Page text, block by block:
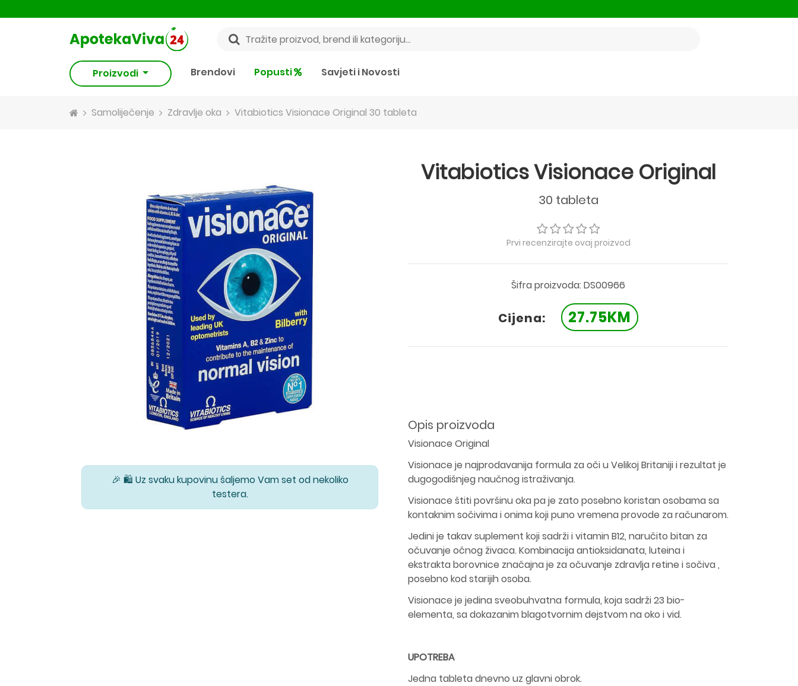
Proizvodi Brendovi Popusti Savjeti i Novosti
Samoliječenje Zdravlje oka Vitabiotics Visionace Original 30 tableta
🎉 🛍️ Uz svaku kupovinu šaljemo Vam set od nekoliko
testera.
Vitabiotics Visionace Original
30 tableta
Prvi recenzirajte ovaj proizvod
Šifra proizvoda: DS00966
Cijena: 27.75KM
Opis proizvoda
Visionace Original
Visionace je najprodavanija formula za oči u Velikoj Britaniji i rezultat je
dugogodišnjeg naučnog istraživanja.
Visionace štiti površinu oka pa je zato posebno koristan osobama sa
kontaknim sočivima i onima koji puno vremena provode za računarom.
Jedini je takav suplement koji sadrži i vitamin B12, naručito bitan za
očuvanje očnog živaca. Kombinacija antioksidanata, luteina i
ekstrakta borovnice značajna je za očuvanje zdravlja retine i sočiva ,
posebno kod starijih osoba.
Visionace je jedina sveobuhvatna formula, koja sadrži 23 bio-
elementa, sa dokazanim blagotvornim dejstvom na oko i vid.
UPOTREBA
Jedna tableta dnevno uz glavni obrok.